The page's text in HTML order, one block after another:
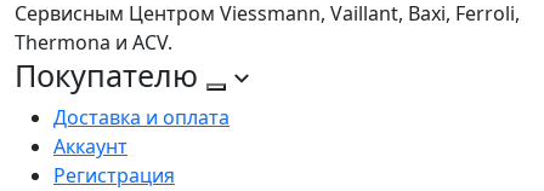
Сервисным Центром Viessmann, Vaillant, Baxi, Ferroli,
Thermona и ACV.
Покупателю
Доставка и оплата
Аккаунт
Регистрация